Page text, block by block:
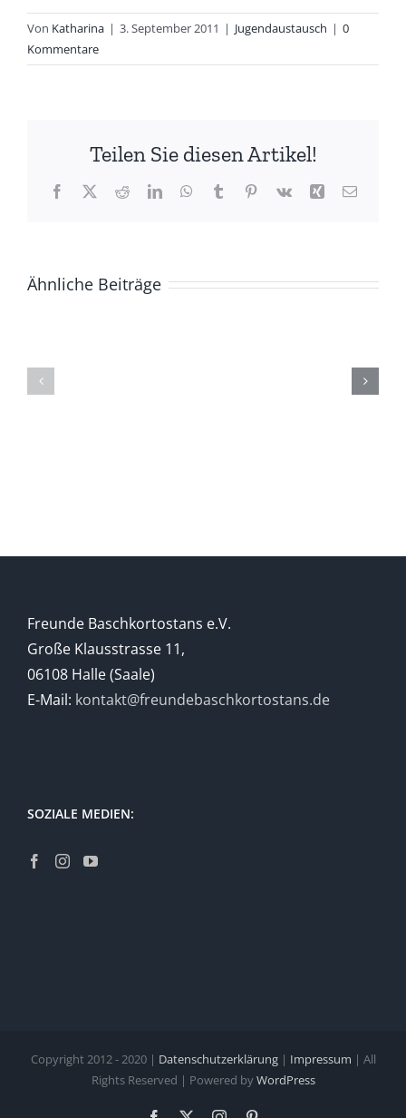
Von Katharina | 3. September 2011 | Jugendaustausch | 0
Kommentare
Teilen Sie diesen Artikel!
Facebook
X RedditLinkedInWhatsApp
TumblrPinterest
Vk Xing E-
Ähnliche Beiträge
Austausch
Freunde Baschkortostans e.V.
Große Klausstrasse 11,
06108 Halle (Saale)
E-Mail: kontakt@freundebaschkortostans.de
SOZIALE MEDIEN:
Copyright 2012 - 2020 | Datenschutzerklärung| Impressum | All
Rights Reserved | Powered byWordPress